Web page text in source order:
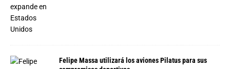
Felipe Massa utilizará los aviones Pilatus para sus